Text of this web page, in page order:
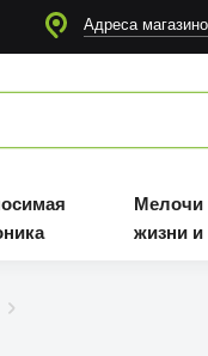
Адреса
Мелочи
жизни